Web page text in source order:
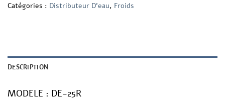
Catégories : Distributeur D'eau, Froids
DESCRIPTION
MODELE : DE-25R